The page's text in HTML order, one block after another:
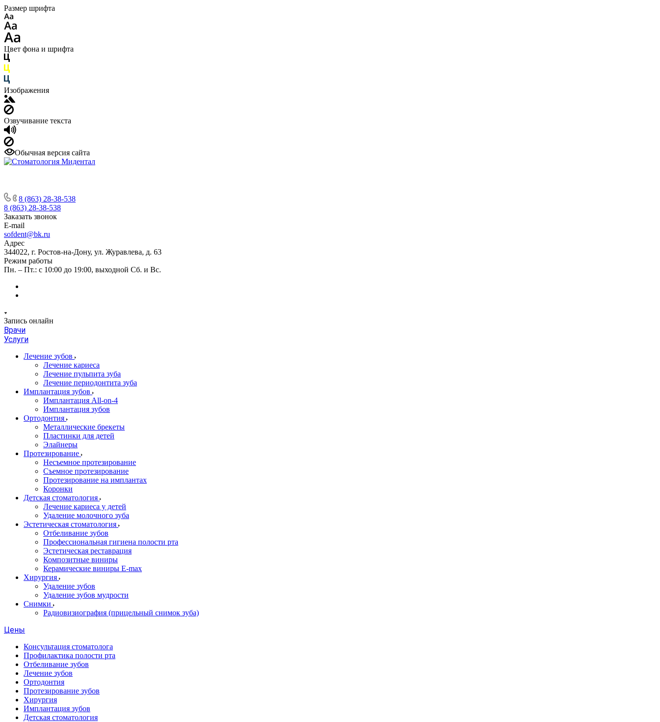
Размер шрифта
Цвет фона и шрифта
Изображения
Озвучивание текста
Обычная версия сайта
8 (863) 28-38-538
8 (863) 28-38-538
Заказать звонок
E-mail
sofdent@bk.ru
Адрес
344022, г. Ростов-на-Дону, ул. Журавлева, д. 63
Режим работы
Пн. – Пт.: с 10:00 до 19:00, выходной Сб. и Вс.
Запись онлайн
Врачи
Услуги
Лечение зубов
Лечение кариеса
Лечение пульпита зуба
Лечение периодонтита зуба
Имплантация зубов
Имплантация All-on-4
Имплантация зубов
Ортодонтия
Металлические брекеты
Пластинки для детей
Элайнеры
Протезирование
Несъемное протезирование
Съемное протезирование
Протезирование на имплантах
Коронки
Детская стоматология
Лечение кариеса у детей
Удаление молочного зуба
Эстетическая стоматология
Отбеливание зубов
Профессиональная гигиена полости рта
Эстетическая реставрация
Композитные виниры
Керамические виниры E-max
Хирургия
Удаление зубов
Удаление зубов мудрости
Снимки
Радиовизиография (прицельный снимок зуба)
Цены
Консультация стоматолога
Профилактика полости рта
Отбеливание зубов
Лечение зубов
Ортодонтия
Протезирование зубов
Хирургия
Имплантация зубов
Детская стоматология